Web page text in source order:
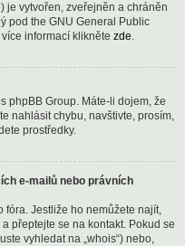
je vytvořen, zveřejněn a chráněn
pod the GNU General Public
informací klikněte zde.
phpBB Group. Máte-li dojem, že
nahlásit chybu, navštivte, prosím,
prostředky.
e-mailů nebo právních
fóra. Jestliže ho nemůžete najít,
přeptejte se na kontakt. Pokud se
vyhledat na „whois“) nebo,